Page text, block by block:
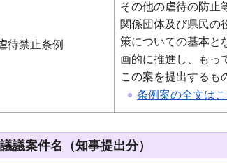
待禁止条例
その他の虐待の防止
関係団体及び県民の
策についての基本と
画的に推進し、もっ
この案を提出するも
条例案の全文は
議案件名（知事提出分）